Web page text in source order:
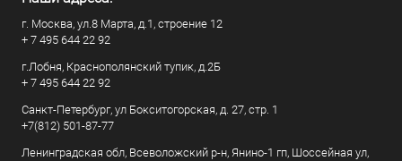
г. Москва, ул.8 Марта, д.1, строение 12
+ 7 495 644 22 92
г.Лобня, Краснополянский тупик, д.2Б
+ 7 495 644 22 92
Санкт-Петербург, ул Бокситогорская, д. 27, стр. 1
+7(812) 501-87-77
Ленинградская обл, Всеволожский р-н, Янино-1 гп, Шоссейная ул,